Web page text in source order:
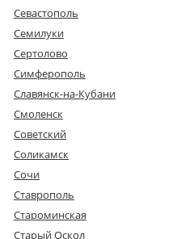
Севастополь
Семилуки
Сертолово
Симферополь
Славянск-на-Кубани
Смоленск
Советский
Соликамск
Сочи
Ставрополь
Староминская
Старый Оскол